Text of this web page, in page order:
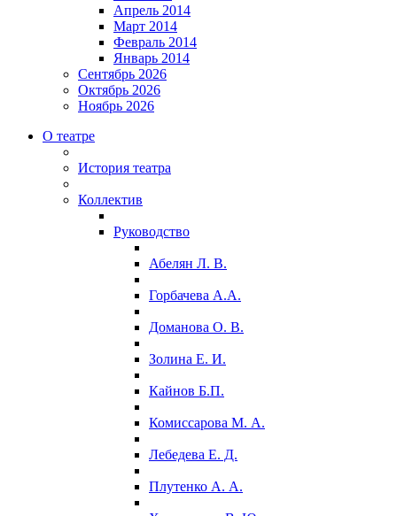
Апрель 2014
Март 2014
Февраль 2014
Январь 2014
Сентябрь 2026
Октябрь 2026
Ноябрь 2026
О театре
История театра
Коллектив
Руководство
Абелян Л. В.
Горбачева А.А.
Доманова О. В.
Золина Е. И.
Кайнов Б.П.
Комиссарова М. А.
Лебедева Е. Д.
Плутенко А. А.